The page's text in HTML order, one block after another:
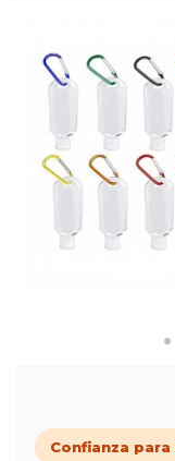
Confianza